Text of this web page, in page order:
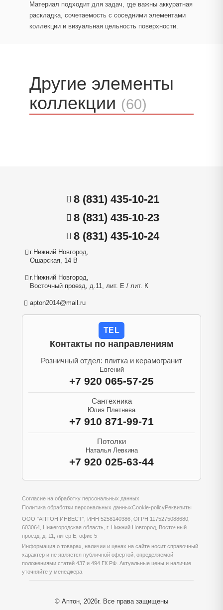
Материал подходит для задач, где важны аккуратная
раскладка, сочетаемость с соседними элементами
коллекции и визуальная цельность поверхности.
Другие элементы
коллекции (60)
8 (831) 435-10-21
8 (831) 435-10-23
8 (831) 435-10-24
г.Нижний Новгород,
Ошарская, 14 В
г.Нижний Новгород,
Восточный проезд, д.11, лит. Е / лит. К
apton2014@mail.ru
TEL
Контакты по направлениям
Розничный отдел: плитка и керамогранит
Евгений
+7 920 065-57-25
Сантехника
Юлия Плетнева
+7 910 871-99-71
Потолки
Наталья Левкина
+7 920 025-63-44
Согласие на обработку персональных данных
Политика обработки персональных данныхCookie-policyРеквизиты
ООО "АПТОН ИНВЕСТ", ИНН 5258140386, ОГРН 1175275088680,
603064, Нижегородская область, г. Нижний Новгород, Восточный
проезд, д. 11, литер Е, офис 5
Информация о товарах, наличии и ценах на сайте носит справочный
характер и не является публичной офертой, определяемой
положениями статей 437 и 494 ГК РФ. Актуальные цены и наличие
уточняйте у менеджера.
© Аптон, 2026г. Все права защищены